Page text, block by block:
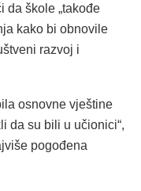
da škole „takođe
kako bi obnovile
razvoj i
osnovne vještine
da su bili u učionici“,
pogođena